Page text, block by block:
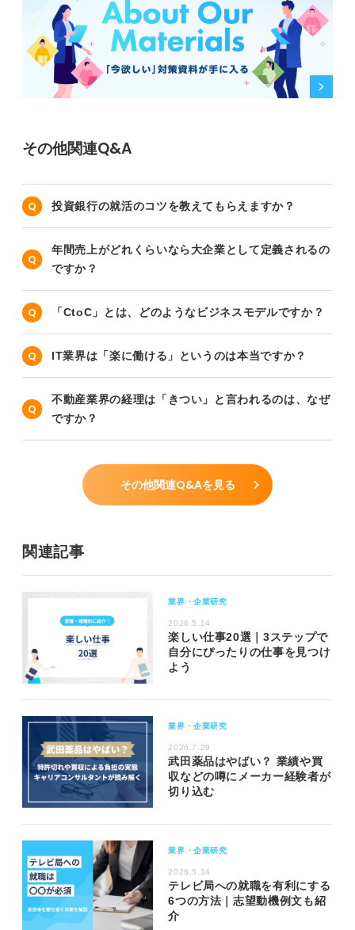
その他関連Q&A
投資銀行の就活のコツを教えてもらえますか？
年間売上がどれくらいなら大企業として定義されるの
ですか？
「CtoC」とは、どのようなビジネスモデルですか？
IT業界は「楽に働ける」というのは本当ですか？
不動産業界の経理は「きつい」と言われるのは、なぜ
ですか？
その他関連Q&Aを見る
関連記事
業界・企業研究
2026.5.14
楽しい仕事20選｜3ステップで
自分にぴったりの仕事を見つけ
よう
業界・企業研究
2026.7.29
武田薬品はやばい？ 業績や買
収などの噂にメーカー経験者が
切り込む
業界・企業研究
2026.5.14
テレビ局への就職を有利にする
6つの方法｜志望動機例文も紹
介